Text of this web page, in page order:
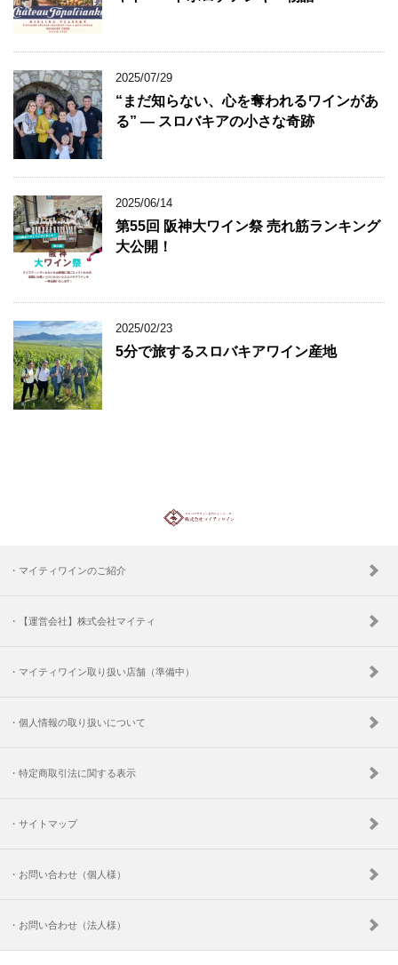
2025/07/29
“まだ知らない、心を奪われるワインがあ
る” ― スロバキアの小さな奇跡
2025/06/14
第55回 阪神大ワイン祭 売れ筋ランキング
大公開！
2025/02/23
5分で旅するスロバキアワイン産地
・マイティワインのご紹介
・【運営会社】株式会社マイティ
・マイティワイン取り扱い店舗（準備中）
・個人情報の取り扱いについて
・特定商取引法に関する表示
・サイトマップ
・お問い合わせ（個人様）
・お問い合わせ（法人様）